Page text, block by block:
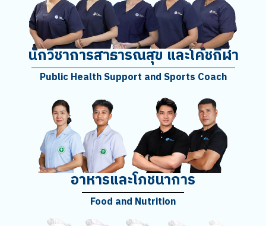
นักวิชาการสาธารณสุข และโค้ชกีฬา
Public Health Support and Sports Coach
อาหารและโภชนาการ
Food and Nutrition